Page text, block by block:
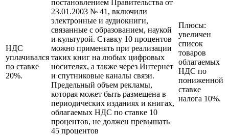
НДС
уплачивался
по ставке
20%.
постановлением Правительства от
23.01.2003 № 41, включили
электронные и аудиокниги,
связанные с образованием, наукой
и культурой. Ставку 10 процентов
можно применять при реализации
таких книг на любых цифровых
носителях, а также через Интернет
и спутниковые каналы связи.
Предельный объем рекламы,
которая может быть размещена в
периодических изданиях и книгах,
облагаемых НДС по ставке 10
процентов, не должен превышать
45 процентов
Плюсы:
увеличен
список
товаров
облагаемых
НДС по
пониженной
ставке
налога 10%.